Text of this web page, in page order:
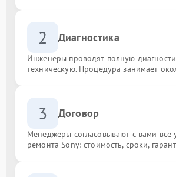
2 Диагностика
Инженеры проводят полную
техническую. Процедура занимает
3 Договор
Менеджеры согласовывают с вами все
ремонта Sony: стоимость, сроки,